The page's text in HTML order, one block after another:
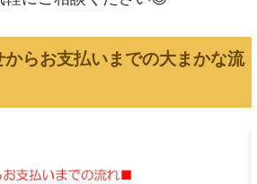
からお支払いまでの大まかな流